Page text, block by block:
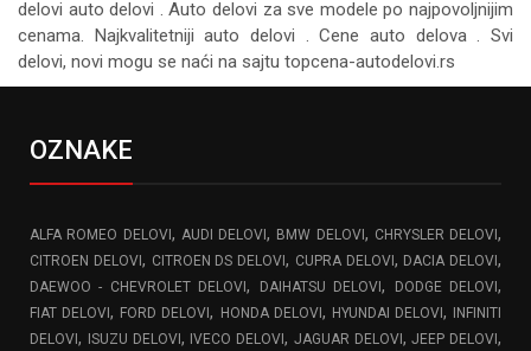
delovi auto delovi . Auto delovi za sve modele po najpovoljnijim
cenama. Najkvalitetniji auto delovi . Cene auto delova . Svi
delovi, novi mogu se naći na sajtu topcena-autodelovi.rs
OZNAKE
ALFA ROMEO DELOVI , AUDI DELOVI , BMW DELOVI , CHRYSLER DELOVI ,
CITROEN DELOVI , CITROEN DS DELOVI , CUPRA DELOVI , DACIA DELOVI ,
DAEWOO - CHEVROLET DELOVI, DAIHATSU DELOVI, DODGE DELOVI,
FIAT DELOVI, FORD DELOVI, HONDA DELOVI , HYUNDAI DELOVI ,
INFINITI
DELOVI , ISUZU DELOVI , IVECO DELOVI , JAGUAR DELOVI ,JEEP DELOVI ,